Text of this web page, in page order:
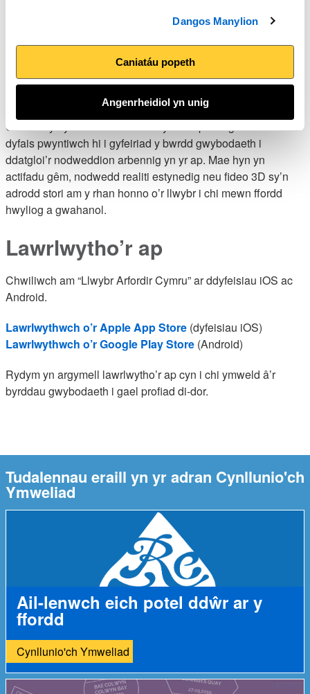
Dangos Manylion
Caniatáu popeth
Angenrheidiol yn unig
5. Traeth Saundersfoot yn Sir Benfro,
6. Traeth Pentywyn ger maes parcio’r traeth yn Sir
7. Morglawdd Caerdydd ger mainc crocodeil enwog Roald
Dahl ym Mae Caerdydd.
Unwaith y byddwch wedi lawrlwytho’r ap a’i agor ar eich
dyfais pwyntiwch hi i gyfeiriad y bwrdd gwybodaeth i
ddatgloi’r nodweddion arbennig yn yr ap. Mae hyn yn
actifadu gêm, nodwedd realiti estynedig neu fideo 3D sy’n
adrodd stori am y rhan honno o’r llwybr i chi mewn ffordd
hwyliog a gwahanol.
Lawrlwytho’r ap
Chwiliwch am “Llwybr Arfordir Cymru” ar ddyfeisiau iOS ac
Android.
Lawrlwythwch o’r Apple App Store (dyfeisiau iOS)
Lawrlwythwch o’r Google Play Store (Android)
Rydym yn argymell lawrlwytho’r ap cyn i chi ymweld â’r
byrddau gwybodaeth i gael profiad di-dor.
Tudalennau eraill yn yr adran Cynllunio'ch
Ymweliad
Ail-lenwch eich potel ddŵr ar y
ffordd
Cynllunio'ch Ymweliad